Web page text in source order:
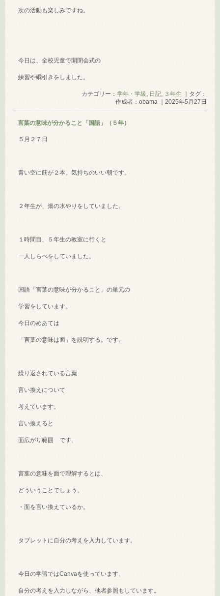
次の活動も楽しみですね。
今日は、全校児童で開閉会式の
練習や綱引きをしました。
カテゴリー： 学年・学級 , 日記, ３年生 ｜タグ：
作成者：obama ｜2025年5月27日
言葉の意味が分かること「国語」（５年）
５月２７日
青い空に筋が２本。気持ちのいい朝です。
２年生が、畑の水やりをしていました。
１時間目、５年生の教室に行くと
一人しらべをしていました。
国語「言葉の意味が分かること」の単元の
学習をしています。
今日のめあては
「言葉の意味は面」を説明する。です。
繰り返されている言葉
言い換えについて
考えています。
言い換えると
面広がり範囲 です。
言葉の意味を面で理解するとは、
どういうことでしょう。
・面を言い換えているか。
タブレットに自分の考えを入力しています。
今日の学習ではCanvaを使っています。
自分の考えを入力しながら、他者参照もしています。